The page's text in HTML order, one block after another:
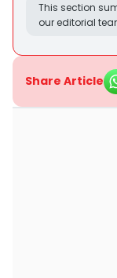
This section
our editorial
Share Article